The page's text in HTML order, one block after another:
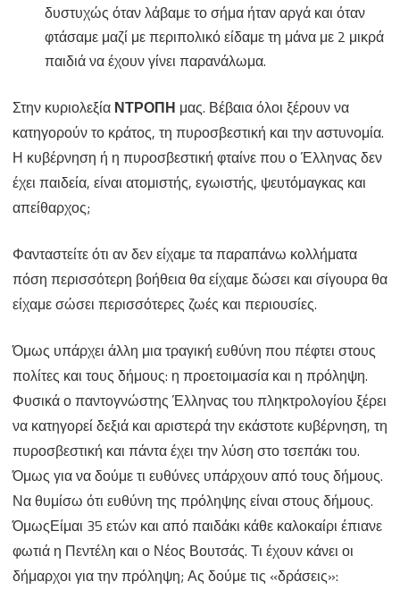
δυστυχώς όταν λάβαμε το σήμα ήταν αργά και όταν
φτάσαμε μαζί με περιπολικό είδαμε τη μάνα με 2 μικρά
παιδιά να έχουν γίνει παρανάλωμα.
Στην κυριολεξία ΝΤΡΟΠΗ μας. Βέβαια όλοι ξέρουν να
κατηγορούν το κράτος, τη πυροσβεστική και την αστυνομία.
Η κυβέρνηση ή η πυροσβεστική φταίνε που ο Έλληνας δεν
έχει παιδεία, είναι ατομιστής, εγωιστής, ψευτόμαγκας και
απείθαρχος;
Φανταστείτε ότι αν δεν είχαμε τα παραπάνω κολλήματα
πόση περισσότερη βοήθεια θα είχαμε δώσει και σίγουρα θα
είχαμε σώσει περισσότερες ζωές και περιουσίες.
Όμως υπάρχει άλλη μια τραγική ευθύνη που πέφτει στους
πολίτες και τους δήμους: η προετοιμασία και η πρόληψη.
Φυσικά ο παντογνώστης Έλληνας του πληκτρολογίου ξέρει
να κατηγορεί δεξιά και αριστερά την εκάστοτε κυβέρνηση, τη
πυροσβεστική και πάντα έχει την λύση στο τσεπάκι του.
Όμως για να δούμε τι ευθύνες υπάρχουν από τους δήμους.
Να θυμίσω ότι ευθύνη της πρόληψης είναι στους δήμους.
ΌμωςΕίμαι 35 ετών και από παιδάκι κάθε καλοκαίρι έπιανε
φωτιά η Πεντέλη και ο Νέος Βουτσάς. Τι έχουν κάνει οι
δήμαρχοι για την πρόληψη; Ας δούμε τις «δράσεις»: